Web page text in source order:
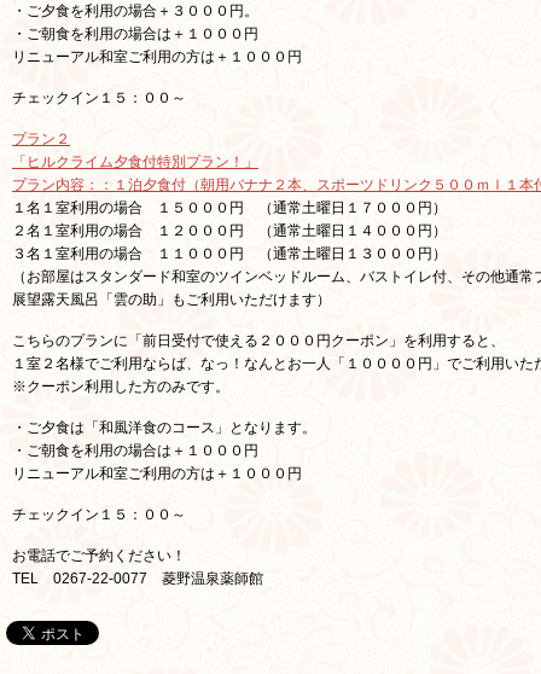
・ご夕食を利用の場合＋３０００円。
・ご朝食を利用の場合は＋１０００円
リニューアル和室ご利用の方は＋１０００円
チェックイン１５：００～
プラン２
「ヒルクライム夕食付特別プラン！」
プラン内容：：１泊夕食付（朝用バナナ２本、スポーツドリンク５００ｍｌ１本
１名１室利用の場合 １５０００円 （通常土曜日１７０００円）
２名１室利用の場合 １２０００円 （通常土曜日１４０００円）
３名１室利用の場合 １１０００円 （通常土曜日１３０００円）
（お部屋はスタンダード和室のツインベッドルーム、バストイレ付、その他通
展望露天風呂「雲の助」もご利用いただけます）
こちらのプランに「前日受付で使える２０００円クーポン」を利用すると、
１室２名様でご利用ならば、なっ！なんとお一人「１００００円」でご利用いた
※クーポン利用した方のみです。
・ご夕食は「和風洋食のコース」となります。
・ご朝食を利用の場合は＋１０００円
リニューアル和室ご利用の方は＋１０００円
チェックイン１５：００～
お電話でご予約ください！
TEL 0267-22-0077 菱野温泉薬師館